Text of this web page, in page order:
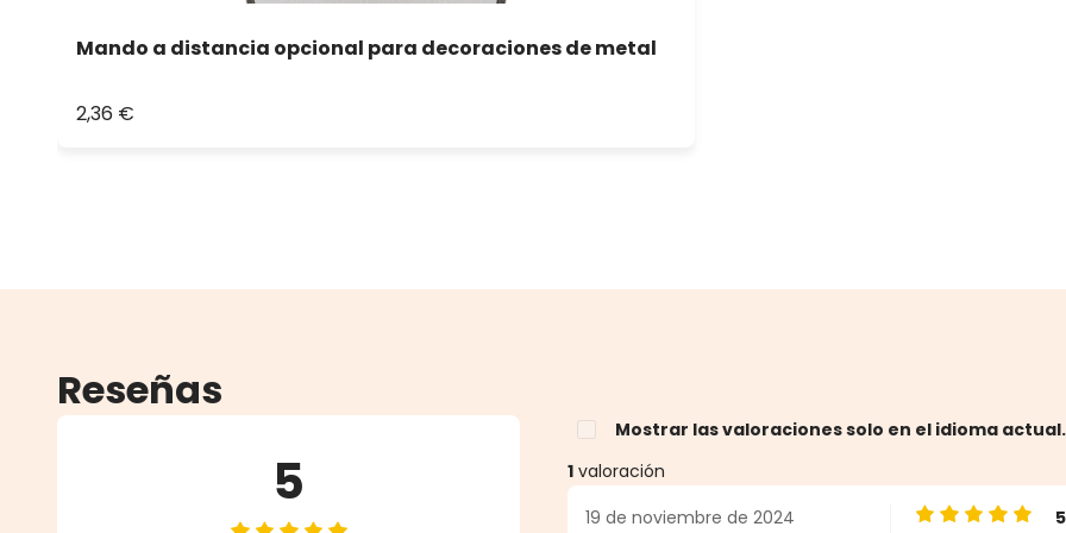
Mando a distancia opcional para decoraciones de metal
2,36 €
Reseñas
5
Mostrar las valoraciones solo en el idioma actual.
1 valoración
19 de noviembre de 2024
5